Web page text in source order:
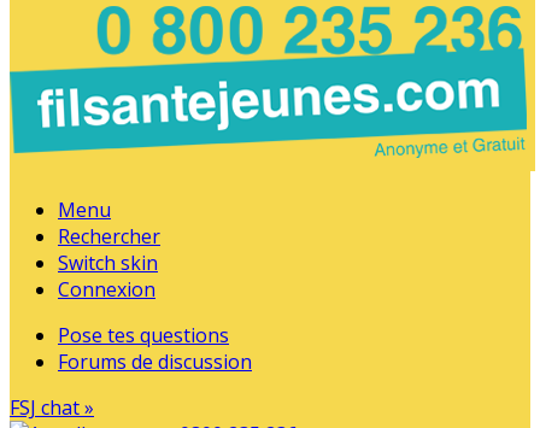
Menu
Rechercher
Switch skin
Connexion
Pose tes questions
Forums de discussion
FSJ chat »